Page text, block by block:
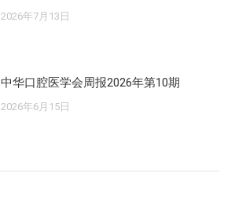
2026年7月13日
中华口腔医学会周报2026年第10期
2026年6月15日